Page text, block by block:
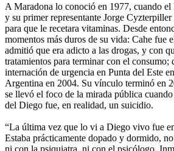
A Maradona lo conoció en 1977, cuando el
y su primer representante Jorge
para que le recetara vitaminas. Desde
momentos más duros de su vida: Cahe fue
admitió que era adicto a las drogas, y con
tratamientos para terminar con el consumo;
internación de urgencia en Punta del Este
Argentina en 2004. Su vínculo terminó en
se llevó el foco de la mirada pública
del Diego fue, en realidad, un suicidio.
“La última vez que lo vi a Diego vivo fue
Estaba prácticamente dopado y dormido,
ni con la psiquiatra, ni con el psicólogo.